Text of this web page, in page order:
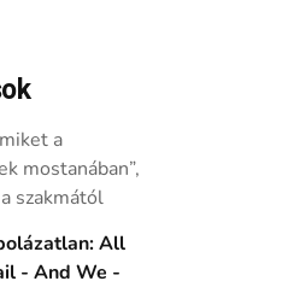
a
mostanában”,
szakmától
All
- And We -